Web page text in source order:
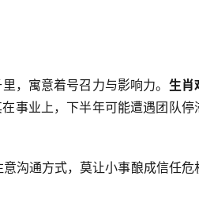
，寓意着号召力与影响力。 生肖
事业上，下半年可能遭遇团队停
沟通方式，莫让小事酿成信任危